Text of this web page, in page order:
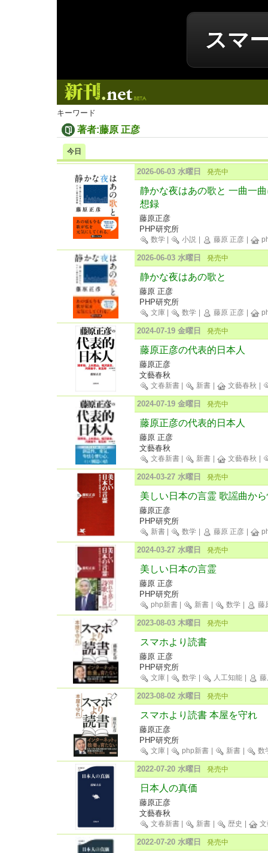
スマ
キーワード
著者:藤原 正彦
今日
2026-06-03 水曜日 発売中
静かな夜はあの歌と 一曲一
想録
藤原正彦
PHP研究所
数学 小説 藤原 正彦
2026-06-03 水曜日 発売中
静かな夜はあの歌と
藤原 正彦
PHP研究所
文庫 数学 藤原 正彦
2024-07-19 金曜日 発売中
藤原正彦の代表的日本人
藤原正彦
文藝春秋
文春新書 新書 文藝春秋
2024-07-19 金曜日 発売中
藤原正彦の代表的日本人
藤原 正彦
文藝春秋
文春新書 新書 文藝春秋
2024-03-27 水曜日 発売中
美しい日本の言霊 歌謡曲か
藤原正彦
PHP研究所
新書 数学 藤原 正彦
2024-03-27 水曜日 発売中
美しい日本の言霊
藤原 正彦
PHP研究所
php新書 新書 数学 藤
2023-08-03 木曜日 発売中
スマホより読書
藤原 正彦
PHP研究所
文庫 数学 人工知能 藤
2023-08-02 水曜日 発売中
スマホより読書 本屋を守れ
藤原正彦
PHP研究所
文庫 php新書 新書 数
2022-07-20 水曜日 発売中
日本人の真価
藤原正彦
文藝春秋
文春新書 新書 歴史 文
2022-07-20 水曜日 発売中